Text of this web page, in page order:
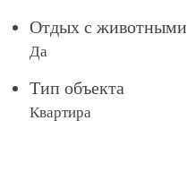
Отдых с животными
Да
Тип объекта
Квартира